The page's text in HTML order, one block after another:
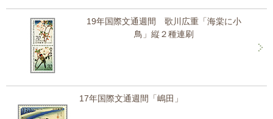
19年国際文通週間 歌川広重「海棠に小
鳥」縦２種連刷
17年国際文通週間「嶋田」